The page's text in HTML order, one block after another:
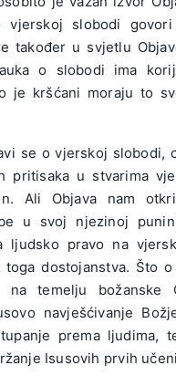
vjerskoj slobodi
također u svjetlu
o slobodi ima
je kršćani moraju to
se o vjerskoj slobodi,
pritisaka u stvarima
Ali Objava nam
u svoj njezinoj
ljudsko pravo na
dostojanstva. Što
na temelju božanske
navješćivanje
prema ljudima,
Isusovih prvih